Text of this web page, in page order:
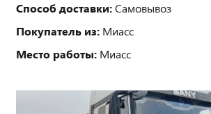
Способ доставки:Самовывоз
Покупатель из: Миасс
Место работы: Миасс